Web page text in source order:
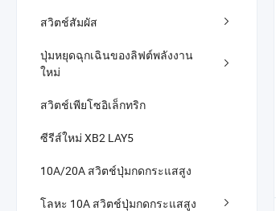
สวิตช์สัมผัส
ปุ่มหยุดฉุกเฉินของลิฟต์พลังงาน
ใหม่
สวิตช์เพียโซอิเล็กทริก
ซีรีส์ใหม่ XB2 LAY5
10A/20A สวิตช์ปุ่มกดกระแสสูง
โลหะ 10A สวิตช์ปุ่มกดกระแสสูง